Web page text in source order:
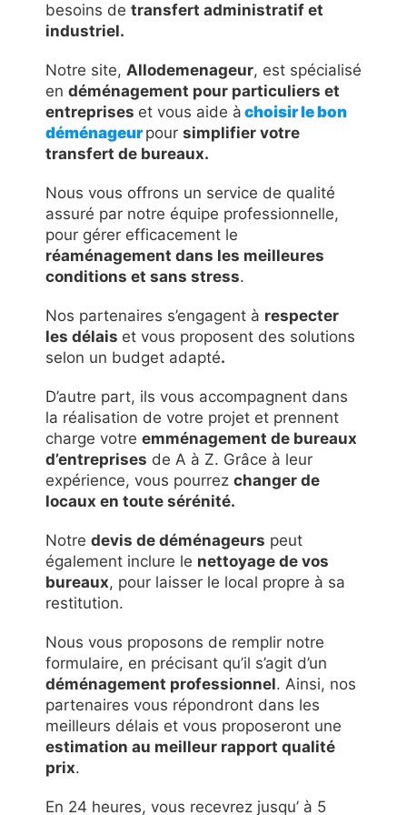
besoins de transfert administratif et
industriel.
Notre site, Allodemenageur, est spécialisé
en déménagement pour particuliers et
entreprises et vous aide à choisir le bon
déménageurpour simplifier votre
transfert de bureaux.
Nous vous offrons un service de qualité
assuré par notre équipe professionnelle,
pour gérer efficacement le
réaménagement dans les meilleures
conditions et sans stress.
Nos partenaires s’engagent à respecter
les délais et vous proposent des solutions
selon un budget adapté.
D’autre part, ils vous accompagnent dans
la réalisation de votre projet et prennent
charge votre emménagement de bureaux
d’entreprises de A à Z. Grâce à leur
expérience, vous pourrez changer de
locaux en toute sérénité.
Notre devis de déménageurs peut
également inclure le nettoyage de vos
bureaux, pour laisser le local propre à sa
restitution.
Nous vous proposons de remplir notre
formulaire, en précisant qu’il s’agit d’un
déménagement professionnel. Ainsi, nos
partenaires vous répondront dans les
meilleurs délais et vous proposeront une
estimation au meilleur rapport qualité
prix.
En 24 heures, vous recevrez jusqu’ à 5